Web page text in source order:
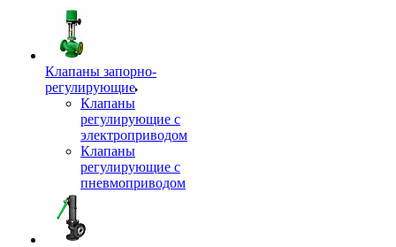
Клапаны запорно-
регулирующие
Клапаны
регулирующие с
электроприводом
Клапаны
регулирующие с
пневмоприводом